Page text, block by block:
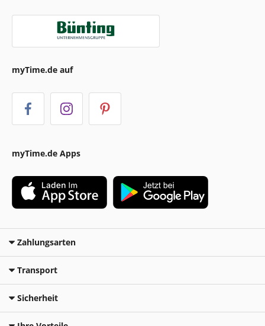
myTime.de auf
myTime.de Apps
Zahlungsarten
Transport
Sicherheit